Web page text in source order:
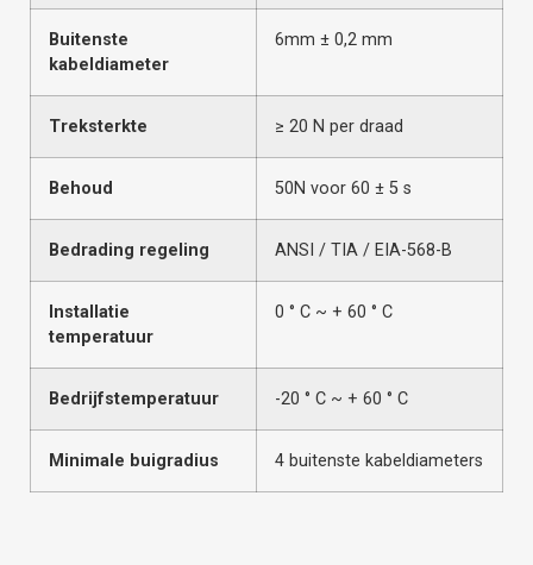
Buitenste
kabeldiameter
6mm ± 0,2 mm
Treksterkte ≥ 20 N per draad
Behoud 50N voor 60 ± 5 s
Bedrading regeling ANSI / TIA / EIA-568-B
Installatie
temperatuur
0 ° C ~ + 60 ° C
Bedrijfstemperatuur -20 ° C ~ + 60 ° C
Minimale buigradius 4 buitenste kabeldiameters